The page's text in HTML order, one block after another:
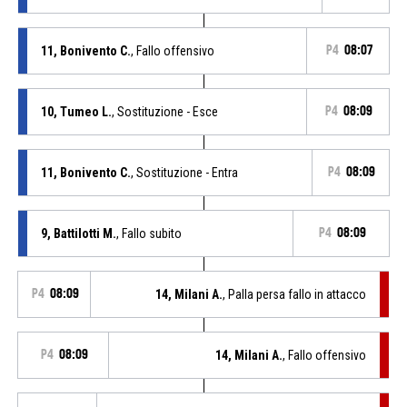
11, Bonivento C., Fallo offensivo P4 08:07
10, Tumeo L., Sostituzione - Esce P4 08:09
11, Bonivento C., Sostituzione - Entra P4 08:09
9, Battilotti M., Fallo subito P4 08:09
P4 08:09 14, Milani A., Palla persa fallo in attacco
P4 08:09 14, Milani A., Fallo offensivo